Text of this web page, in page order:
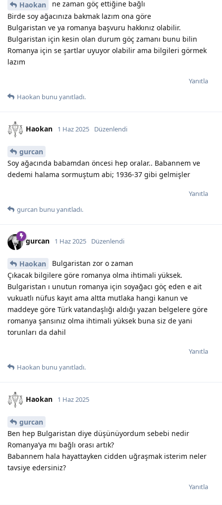
Haokan
ne zaman göç ettiğine bağlı
Birde soy ağacınıza bakmak lazım ona göre
Bulgaristan ve ya romanya başvuru hakkınız olabilir.
Bulgaristan için kesin olan durum göç zamanı bunu bilin
Romanya için se şartlar uyuyor olabilir ama bilgileri görmek
lazım
Yanıtla
Haokan bunu yanıtladı.
Haokan 1 Haz 2025 Düzenlendi
gurcan
Soy ağacında babamdan öncesi hep oralar.. Babannem ve
dedemi halama sormuştum abi; 1936-37 gibi gelmişler
Yanıtla
gurcan bunu yanıtladı.
gurcan 1 Haz 2025 Düzenlendi
Haokan
Bulgaristan zor o zaman
Çıkacak bilgilere göre romanya olma ihtimali yüksek.
Bulgaristan ı unutun romanya için soyağacı göç eden e ait
vukuatlı nüfus kayıt ama altta mutlaka hangi kanun ve
maddeye göre Türk vatandaşlığı aldığı yazan belgelere göre
romanya şansınız olma ihtimali yüksek buna siz de yani
torunları da dahil
Yanıtla
Haokan bunu yanıtladı.
Haokan 1 Haz 2025
gurcan
Ben hep Bulgaristan diye düşünüyordum sebebi nedir
Romanya’ya mı bağlı orası artık?
Babannem hala hayattayken cidden uğraşmak isterim neler
tavsiye edersiniz?
Yanıtla